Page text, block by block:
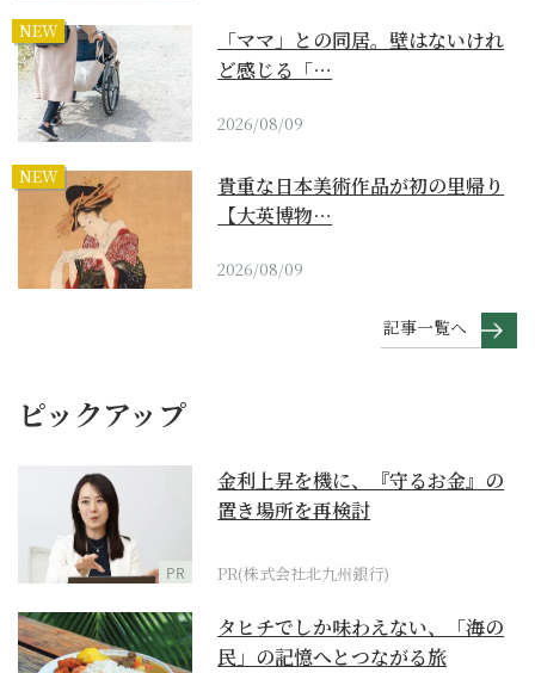
NEW
「ママ」との同居。壁はないけれ
ど感じる「…
2026/08/09
NEW
貴重な日本美術作品が初の里帰り
【大英博物…
2026/08/09
記事一覧へ
ピックアップ
PR
金利上昇を機に、『守るお金』の
置き場所を再検討
PR(株式会社北九州銀行)
タヒチでしか味わえない、「海の
民」の記憶へとつながる旅